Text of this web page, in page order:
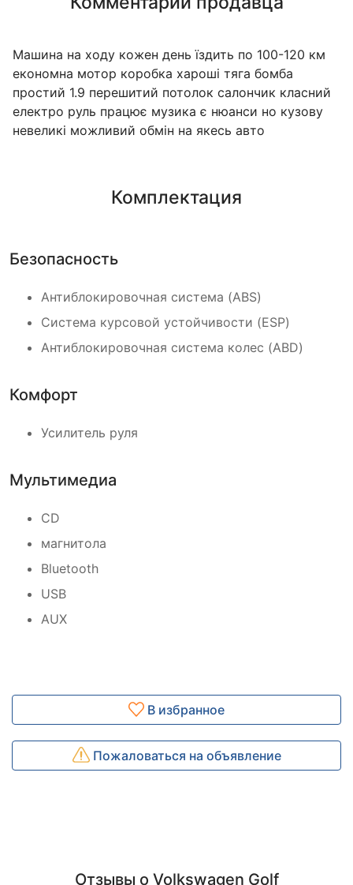
Машина на ходу кожен день їздить по 100-120 км
економна мотор коробка хароші тяга бомба
простий 1.9 перешитий потолок салончик класний
електро руль працює музика є нюанси но кузову
невеликі можливий обмін на якесь авто
Комплектация
Безопасность
Антиблокировочная система (ABS)
Cистема курсовой устойчивости (ESP)
Антиблокировочная система колес (ABD)
Комфорт
Усилитель руля
Мультимедиа
CD
магнитола
Bluetooth
USB
AUX
В избранное
Пожаловаться на объявление
Отзывы о Volkswagen Golf